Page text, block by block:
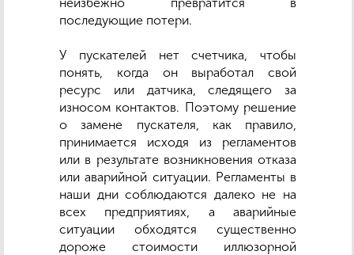
последующие потери.
У пускателей нет счетчика, чтобы
понять, когда он выработал свой
ресурс или датчика, следящего за
износом контактов. Поэтому решение
о замене пускателя, как правило,
принимается исходя из регламентов
или в результате возникновения отказа
или аварийной ситуации. Регламенты в
наши дни соблюдаются далеко не на
всех предприятиях, а аварийные
ситуации обходятся существенно
дороже стоимости иллюзорной